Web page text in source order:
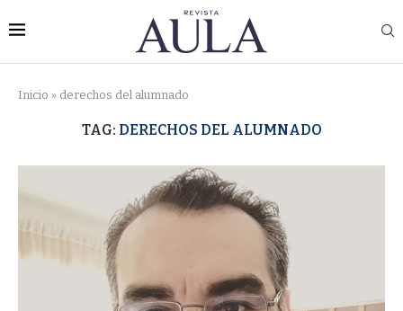
Inicio » derechos del alumnado
TAG: DERECHOS DEL ALUMNADO